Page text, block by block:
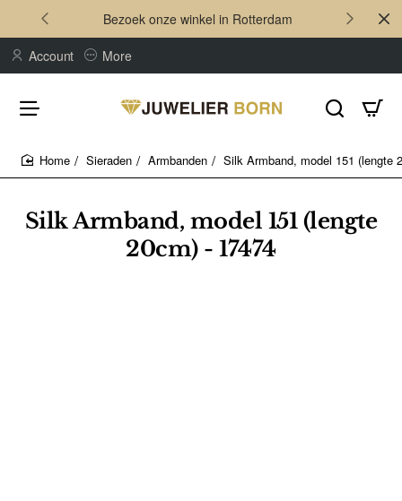
Bezoek onze winkel in Rotterdam
Account More
Silk Armband, model 151 (lengte
20cm) - 17474
Sieraden Armbanden Silk Armband, model 151 (lengte